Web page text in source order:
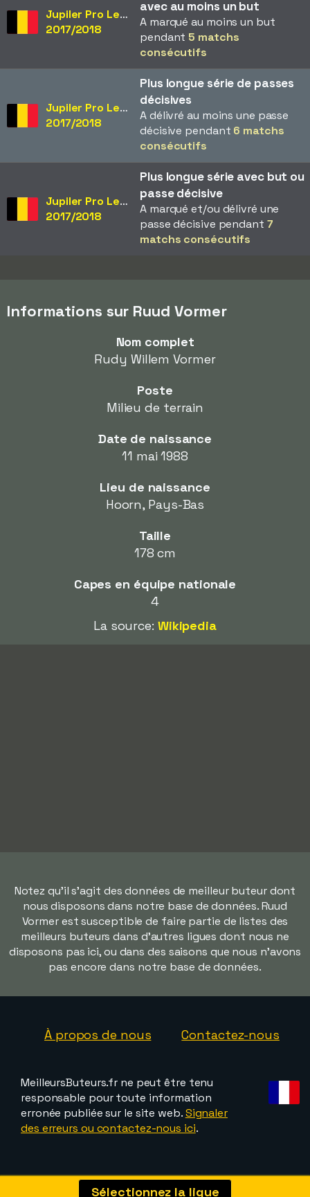
Jupiler Pro League
2017/2018
avec au moins un but
A marqué au moins un but
pendant 5 matchs
consécutifs
Jupiler Pro League
2017/2018
Plus longue série de passes
décisives
A délivré au moins une passe
décisive pendant 6 matchs
consécutifs
Jupiler Pro League
2017/2018
Plus longue série avec but ou
passe décisive
A marqué et/ou délivré une
passe décisive pendant 7
matchs consécutifs
Informations sur Ruud Vormer
Nom complet
Rudy Willem Vormer
Poste
Milieu de terrain
Date de naissance
11 mai 1988
Lieu de naissance
Hoorn, Pays-Bas
Taille
178 cm
Capes en équipe nationale
4
La source: Wikipedia
Notez qu'il s'agit des données de meilleur buteur dont
nous disposons dans notre base de données. Ruud
Vormer est susceptible de faire partie de listes des
meilleurs buteurs dans d'autres ligues dont nous ne
disposons pas ici, ou dans des saisons que nous n'avons
pas encore dans notre base de données.
À propos de nous Contactez-nous
MeilleursButeurs.fr ne peut être tenu
responsable pour toute information
erronée publiée sur le site web.Signaler
des erreurs ou contactez-nous ici.
Sélectionnez la ligue